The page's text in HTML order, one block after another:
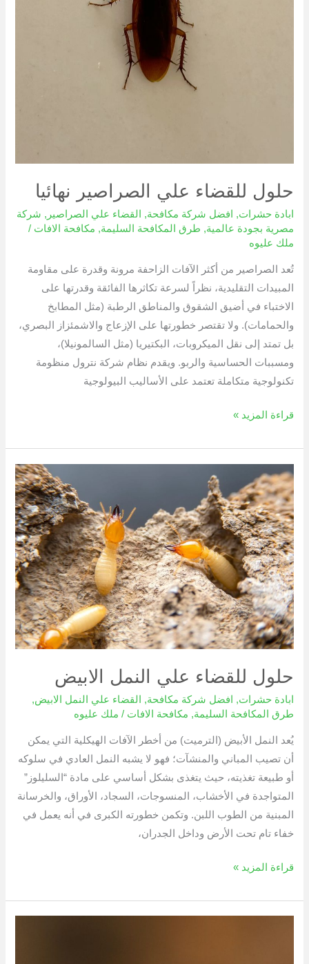
حلول للقضاء علي الصراصير نهائيا
ابادة حشرات, افضل شركة مكافحة, القضاء علي الصراصير , شركة
مصرية بجودة عالمية, طرق المكافحة السليمة, مكافحة الافات /
ملك عليوه
تُعد الصراصير من أكثر الآفات الزاحفة مرونة وقدرة على مقاومة
المبيدات التقليدية، نظراً لسرعة تكاثرها الفائقة وقدرتها على
الاختباء في أضيق الشقوق والمناطق الرطبة (مثل المطابخ
والحمامات). ولا تقتصر خطورتها على الإزعاج والاشمئزاز البصري،
بل تمتد إلى نقل الميكروبات، البكتيريا (مثل السالمونيلا)،
ومسببات الحساسية والربو. ويقدم نظام شركة نترول منظومة
تكنولوجية متكاملة تعتمد على الأساليب البيولوجية
قراءة المزيد »
حلول للقضاء علي النمل الابيض
ابادة حشرات, افضل شركة مكافحة, القضاء علي النمل الابيض,
طرق المكافحة السليمة, مكافحة الافات / ملك عليوه
يُعد النمل الأبيض (الترميت) من أخطر الآفات الهيكلية التي يمكن
أن تصيب المباني والمنشآت؛ فهو لا يشبه النمل العادي في سلوكه
أو طبيعة تغذيته، حيث يتغذى بشكل أساسي على مادة “السليلوز”
المتواجدة في الأخشاب، المنسوجات، السجاد، الأوراق، والخرسانة
المبنية من الطوب اللبن. وتكمن خطورته الكبرى في أنه يعمل في
خفاء تام تحت الأرض وداخل الجدران،
حلول
للقضاء
علي
النمل
الابيض
قراءة المزيد »